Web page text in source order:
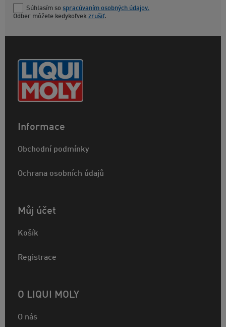
Súhlasím so spracúvaním osobných údajov.
Odber môžete kedykoľvek zrušiť.
Informace
Obchodní podmínky
Ochrana osobních údajů
Můj účet
Košík
Registrace
O LIQUI MOLY
O nás